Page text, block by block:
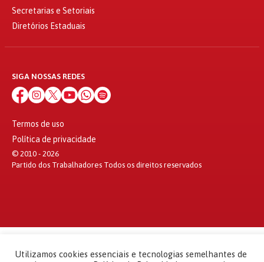
Secretarias e Setoriais
Diretórios Estaduais
SIGA NOSSAS REDES
Termos de uso
Política de privacidade
© 2010 - 2026
Partido dos Trabalhadores Todos os direitos reservados
Utilizamos cookies essenciais e tecnologias semelhantes de